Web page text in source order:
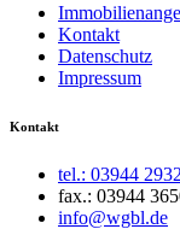
Kontakt
Datenschutz
Impressum
Kontakt
tel.: 03944 2932
fax.: 03944
info@wgbl.de